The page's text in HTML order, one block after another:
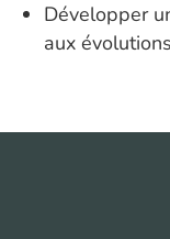
Développer
aux